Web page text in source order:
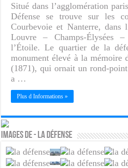
Situé dans l’agglomération
Défense se trouve sur les
Courbevoie et Nanterre, dans
Louvre – Champs-Élysées
l’Étoile. Le quartier de la
monument élevé à la mémoire
(1871), qui ornait un rond-
a …
Plus d Informations »
Images de - La Défense